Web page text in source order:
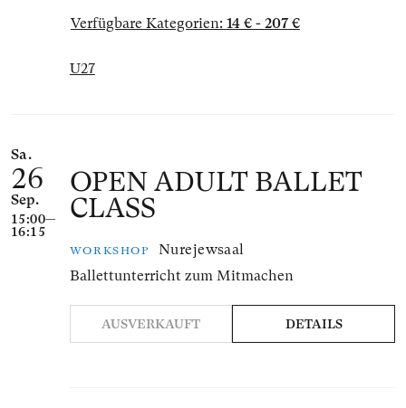
Verfügbare Kategorien: 14 € - 207 €
U27
Sa.
26
Sep.
15:00—
16:15
OPEN ADULT BALLET
CLASS
WORKSHOP
Nurejewsaal
Ballettunterricht zum Mitmachen
AUSVERKAUFT DETAILS